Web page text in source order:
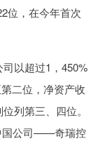
位，在今年首次
以超过1，450%
二位，净资产收
列第三、四位。
国公司——奇瑞控